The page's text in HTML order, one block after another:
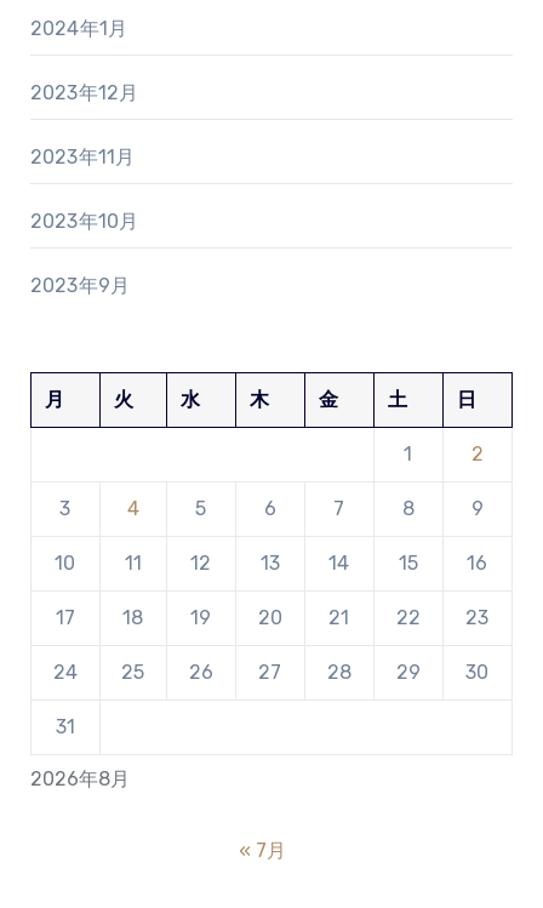
2024年1月
2023年12月
2023年11月
2023年10月
2023年9月
2026年8月
月 火 水 木 金 土 日
1 2
3 4 5 6 7 8 9
10 11 12 13 14 15 16
17 18 19 20 21 22 23
24 25 26 27 28 29 30
31
« 7月